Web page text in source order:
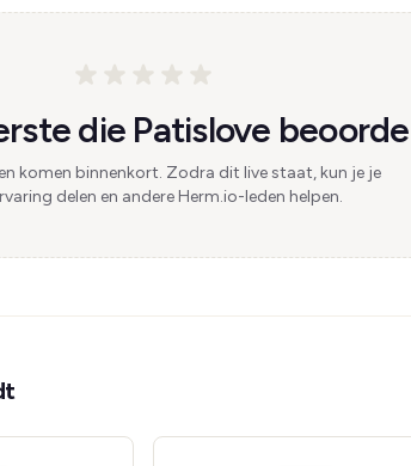
die Patislove
komen binnenkort. Zodra dit live staat, kun je je
delen en andere Herm.io-leden helpen.